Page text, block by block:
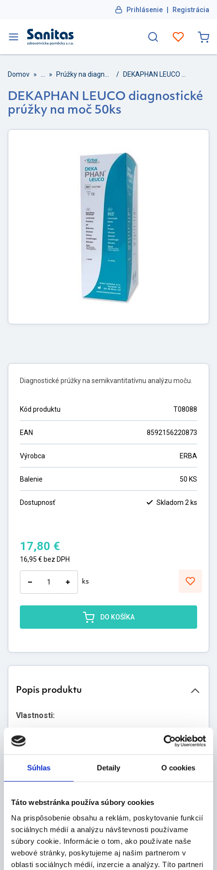
Súhlas Detaily O cookies
Táto webstránka používa súbory cookies
Na prispôsobenie obsahu a reklám, poskytovanie funkcií
sociálnych médií a analýzu návštevnosti používame
súbory cookie. Informácie o tom, ako používate naše
webové stránky, poskytujeme aj našim partnerom v
oblasti sociálnych médií, inzercie a analýzy. Títo partneri
Prihlásenie | Registrácia
Domov » » /
DEKAPHAN LEUCO diagnostické
prúžky na moč 50ks
Diagnostické prúžky na semikvantitatívnu analýzu moču.
Kód produktu T08088
EAN 8592156220873
Výrobca ERBA
Balenie 50 KS
Dostupnosť Skladom 2 ks
17,80 €
16,95 € bez DPH
ks
DO KOŠÍKA
Popis produktu
Vlastnosti:
diagnostické prúžky na semikvantitatívnu
analýzu moču pre použitie v laboratoriach
klinickéj biochemie a mikrobiologie
testovacie močové prúžky sú určené na
NITRI (nitrity)
PRO (bielkoviny)
GLU (glukóza)
UBG (urobilinogén)
BILI (bilirubín)
KETO (ketolátky)